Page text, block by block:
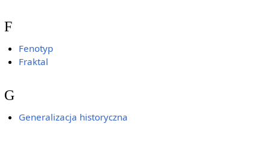
F
Fenotyp
Fraktal
G
Generalizacja historyczna